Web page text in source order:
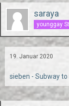
saraya
younggay
19. Januar 2020
sieben - Subway to